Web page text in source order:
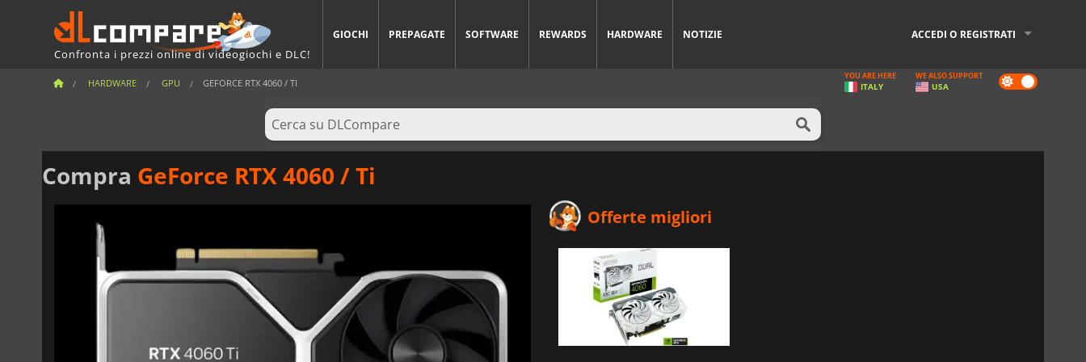
Confronta i prezzi online di videogiochi e DLC!
GIOCHI PREPAGATE SOFTWARE REWARDS HARDWARE NOTIZIE ACCEDI O REGISTRATI
HARDWARE GPU GEFORCE RTX 4060 / TI Dark
mode
YOU ARE HERE
ITALY
WE ALSO SUPPORT
USA
Compra GeForce RTX 4060 / Ti
Offerte migliori